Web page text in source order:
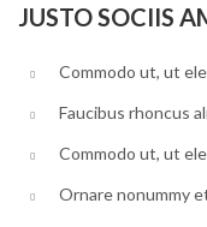
JUSTO SOCIIS
Commodo ut, ut
Faucibus rhoncus
Commodo ut, ut
Ornare nonummy